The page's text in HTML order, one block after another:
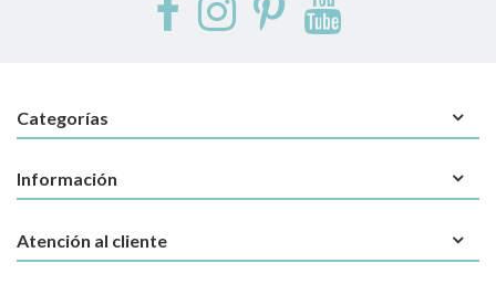
Categorías
Información
Atención al cliente